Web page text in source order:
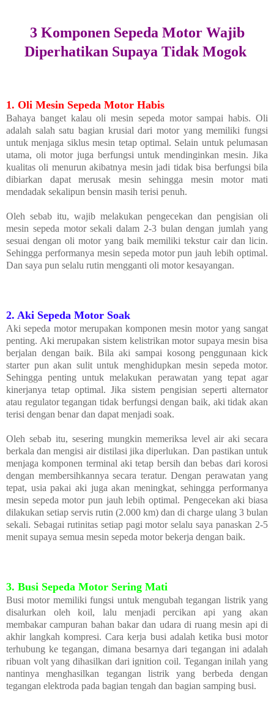
3 Komponen Sepeda Motor Wajib
Diperhatikan Supaya Tidak Mogok
1. Oli Mesin Sepeda Motor Habis
Bahaya banget kalau oli mesin sepeda motor sampai habis. Oli
adalah salah satu bagian krusial dari motor yang memiliki fungsi
untuk menjaga siklus mesin tetap optimal. Selain untuk pelumasan
utama, oli motor juga berfungsi untuk mendinginkan mesin. Jika
kualitas oli menurun akibatnya mesin jadi tidak bisa berfungsi bila
dibiarkan dapat merusak mesin sehingga mesin motor mati
mendadak sekalipun bensin masih terisi penuh.
Oleh sebab itu, wajib melakukan pengecekan dan pengisian oli
mesin sepeda motor sekali dalam 2-3 bulan dengan jumlah yang
sesuai dengan oli motor yang baik memiliki tekstur cair dan licin.
Sehingga performanya mesin sepeda motor pun jauh lebih optimal.
Dan saya pun selalu rutin mengganti oli motor kesayangan.
2. Aki Sepeda Motor Soak
Aki sepeda motor merupakan komponen mesin motor yang sangat
penting. Aki merupakan sistem kelistrikan motor supaya mesin bisa
berjalan dengan baik. Bila aki sampai kosong penggunaan kick
starter pun akan sulit untuk menghidupkan mesin sepeda motor.
Sehingga penting untuk melakukan perawatan yang tepat agar
kinerjanya tetap optimal. Jika sistem pengisian seperti alternator
atau regulator tegangan tidak berfungsi dengan baik, aki tidak akan
terisi dengan benar dan dapat menjadi soak.
Oleh sebab itu, sesering mungkin memeriksa level air aki secara
berkala dan mengisi air distilasi jika diperlukan. Dan pastikan untuk
menjaga komponen terminal aki tetap bersih dan bebas dari korosi
dengan membersihkannya secara teratur. Dengan perawatan yang
tepat, usia pakai aki juga akan meningkat, sehingga performanya
mesin sepeda motor pun jauh lebih optimal. Pengecekan aki biasa
dilakukan setiap servis rutin (2.000 km) dan di charge ulang 3 bulan
sekali. Sebagai rutinitas setiap pagi motor selalu saya panaskan 2-5
menit supaya semua mesin sepeda motor bekerja dengan baik.
3. Busi Sepeda Motor Sering Mati
Busi motor memiliki fungsi untuk mengubah tegangan listrik yang
disalurkan oleh koil, lalu menjadi percikan api yang akan
membakar campuran bahan bakar dan udara di ruang mesin api di
akhir langkah kompresi. Cara kerja busi adalah ketika busi motor
terhubung ke tegangan, dimana besarnya dari tegangan ini adalah
ribuan volt yang dihasilkan dari ignition coil. Tegangan inilah yang
nantinya menghasilkan tegangan listrik yang berbeda dengan
tegangan elektroda pada bagian tengah dan bagian samping busi.